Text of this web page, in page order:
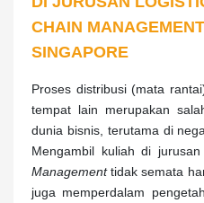
CHAIN
SINGAPORE
Proses distribusi (mata
tempat lain merupakan
dunia bisnis, terutama di
Mengambil kuliah di jurusan
Managementtidak semata
juga memperdalam